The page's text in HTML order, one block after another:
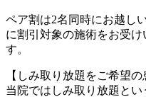
ペア割は2名同時にお越し
に割引対象の施術をお受
す。
【しみ取り放題をご希望の
当院ではしみ取り放題と